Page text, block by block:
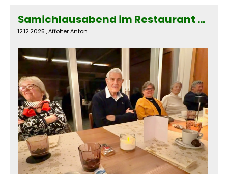
Samichlausabend im Restaurant Säge
12.12.2025 , Affolter Anton